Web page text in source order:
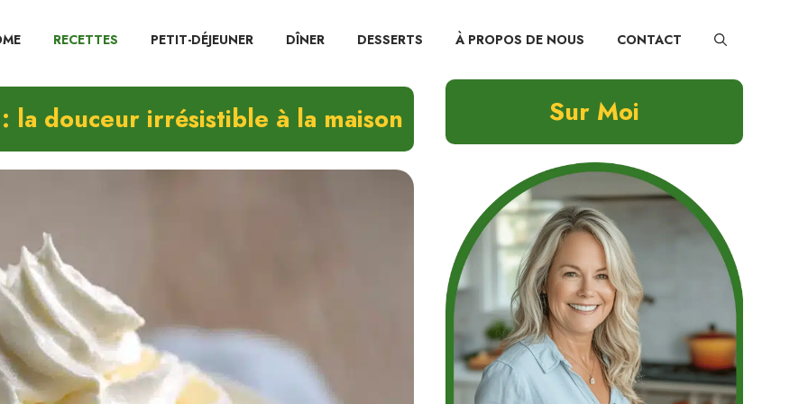
RECETTES PETIT-DÉJEUNER DÎNER DESSERTS À PROPOS DE NOUS CONTACT
la douceur irrésistible à la maison Sur Moi